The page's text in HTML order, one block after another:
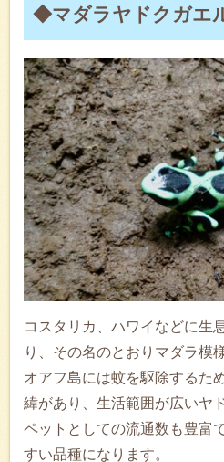
◆マダラヤドクガエ
コスタリカ、ハワイなどに生
り、その名のとおりマダラ模
オアフ島には蚊を駆除するた
緯があり、生活範囲が広いヤ
ペットとしての流通数も豊富
すい品種になります。